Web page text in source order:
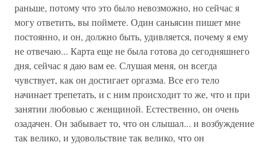
раньше, потому что это было невозможно, но сейчас я
могу ответить, вы поймете. Один саньясин пишет мне
постоянно, и он, должно быть, удивляется, почему я ему
не отвечаю... Карта еще не была готова до сегодняшнего
дня, сейчас я даю вам ее. Слушая меня, он всегда
чувствует, как он достигает оргазма. Все его тело
начинает трепетать, и с ним происходит то же, что и при
занятии любовью с женщиной. Естественно, он очень
озадачен. Он забывает то, что он слышал... и возбуждение
так велико, и удовольствие так велико, что он